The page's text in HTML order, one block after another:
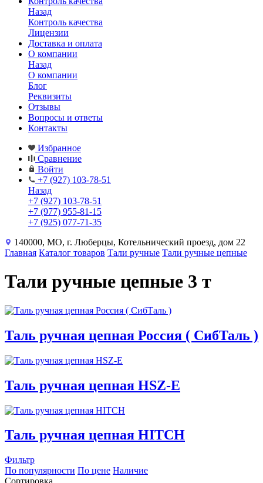
Назад
Контроль качества
Лицензии
Доставка и оплата
О компании
Назад
О компании
Блог
Реквизиты
Отзывы
Вопросы и ответы
Контакты
Избранное
Сравнение
Войти
+7 (927) 103-78-51
Назад
+7 (927) 103-78-51
+7 (977) 955-81-15
+7 (925) 077-71-35
140000, МО, г. Люберцы, Котельнический проезд, дом 22
Главная Каталог товаров Тали ручные Тали ручные цепные
Тали ручные цепные 3 т
Таль ручная цепная Россия ( СибТаль )
Таль ручная цепная HSZ-E
Таль ручная цепная HITCH
Фильтр
По популярности По цене Наличие